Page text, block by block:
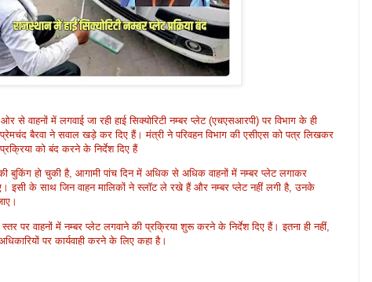
से वाहनों में लगवाई जा रही हाई सिक्योरिटी नम्बर प्लेट (एचएसआरपी) पर विभाग के ही
प्रेमचंद बैरवा ने सवाल खड़े कर दिए हैं। मंत्री ने परिवहन विभाग की एसीएस को पत्र लिखकर
को बंद करने के निर्देश दिए हैं
बुकिंग हो चुकी है, आगामी पांच दिन में अधिक से अधिक वाहनों में नम्बर प्लेट लगाकर
इसी के साथ जिन वाहन मालिकों ने स्लॉट ले रखे हैं और नम्बर प्लेट नहीं लगी है, उनके
पर वाहनों में नम्बर प्लेट लगवाने की प्रक्रिया शुरू करने के निर्देश दिए हैं। इतना ही नहीं,
पर कार्यवाही करने के लिए कहा है।